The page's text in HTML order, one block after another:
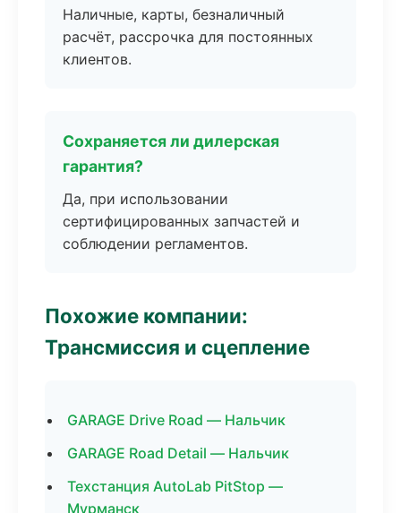
Наличные, карты, безналичный
расчёт, рассрочка для постоянных
клиентов.
Сохраняется ли дилерская
гарантия?
Да, при использовании
сертифицированных запчастей и
соблюдении регламентов.
Похожие компании:
Трансмиссия и сцепление
GARAGE Drive Road — Нальчик
GARAGE Road Detail — Нальчик
Техстанция AutoLab PitStop —
Мурманск